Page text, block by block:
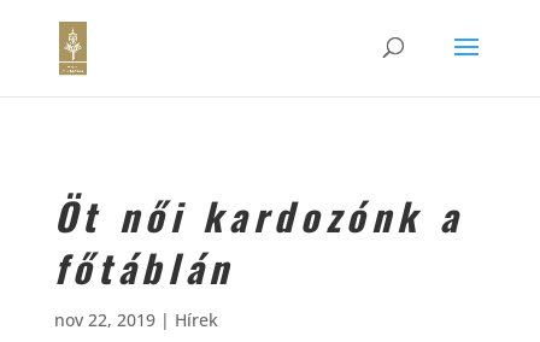
Öt női kardozónk a
főtáblán
nov 22, 2019| Hírek